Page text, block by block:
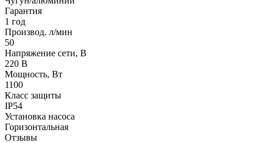
Гарантия
1 год
Производ. л/мин
50
Напряжение сети, В
220 В
Мощность, Вт
1100
Класс защиты
IP54
Установка насоса
Горизонтальная
Отзывы